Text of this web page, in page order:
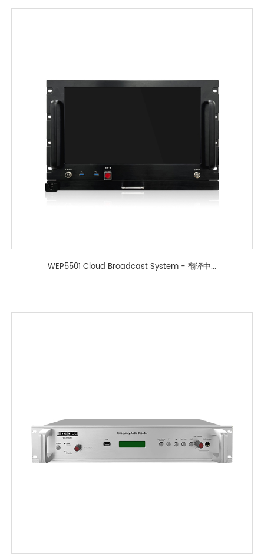
WEP5501 Cloud Broadcast System - 翻译中...